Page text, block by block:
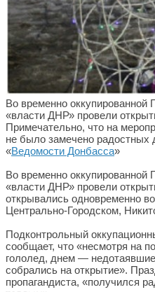
Во временно оккупированной
«власти ДНР» провели
Примечательно, что на
не было замечено радостных
«Ведомости Донбасса»
Во временно оккупированной
«власти ДНР» провели
открывались одновременно
Центрально-Городском,
Подконтрольный
сообщает, что «несмотря на
гололед, днем —
собрались на открытие».
пропагандиста, «получился